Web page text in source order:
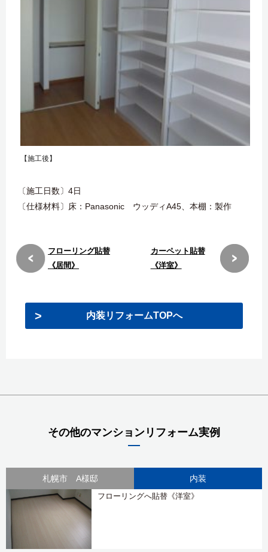
【施工後】
〔施工日数〕4日
〔仕様材料〕床：Panasonic ウッディA45、本棚：製作
フローリング貼替
《居間》
カーペット貼替
《洋室》
内装リフォームTOPへ
その他のマンションリフォーム実例
札幌市 A様邸 内装
フローリングへ貼替《洋室》